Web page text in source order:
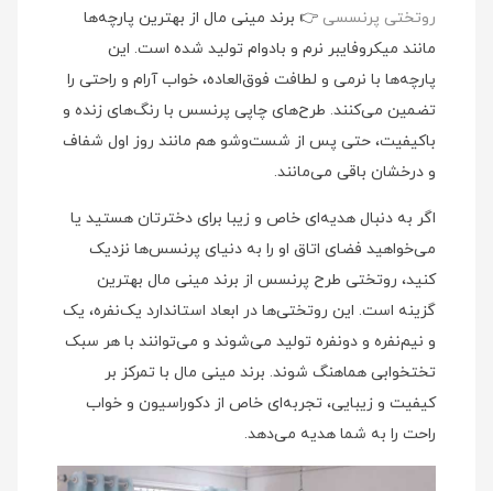
روتختی پرنسسی 👉 برند مینی‌ مال از بهترین پارچه‌ها
مانند میکروفایبر نرم و بادوام تولید شده است. این
پارچه‌ها با نرمی و لطافت فوق‌العاده، خواب آرام و راحتی را
تضمین می‌کنند. طرح‌های چاپی پرنسس با رنگ‌های زنده و
باکیفیت، حتی پس از شست‌وشو هم مانند روز اول شفاف
و درخشان باقی می‌مانند.
اگر به دنبال هدیه‌ای خاص و زیبا برای دخترتان هستید یا
می‌خواهید فضای اتاق او را به دنیای پرنسس‌ها نزدیک
کنید، روتختی طرح پرنسس از برند مینی‌ مال بهترین
گزینه است. این روتختی‌ها در ابعاد استاندارد یک‌نفره، یک
و نیم‌نفره و دونفره تولید می‌شوند و می‌توانند با هر سبک
تختخوابی هماهنگ شوند. برند مینی‌ مال با تمرکز بر
کیفیت و زیبایی، تجربه‌ای خاص از دکوراسیون و خواب
راحت را به شما هدیه می‌دهد.